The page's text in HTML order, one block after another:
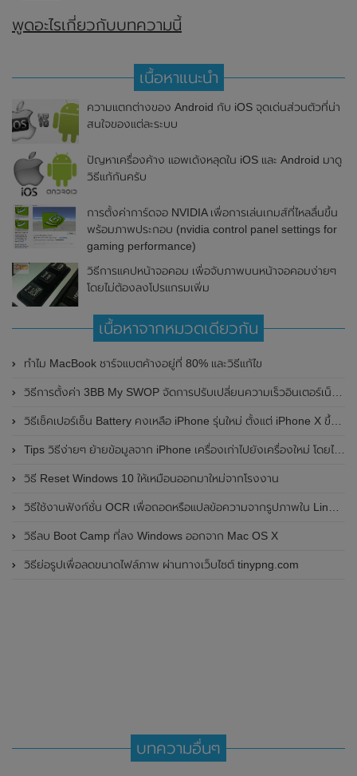
พูดอะไรเกี่ยวกับบทความนี้
เนื้อหาแนะนำ
ความแตกต่างของ Android กับ iOS จุดเด่นส่วนตัวที่น่า
สนใจของแต่ละระบบ
ปัญหาเครื่องค้าง แอพเด้งหลุดใน iOS และ Android มาดู
วิธีแก้กันครับ
การตั้งค่าการ์ดจอ NVIDIA เพื่อการเล่นเกมส์ที่ไหลลื่นขึ้น
พร้อมภาพประกอบ (nvidia control panel settings for
gaming performance)
วิธีการแคปหน้าจอคอม เพื่อจับภาพบนหน้าจอคอมง่ายๆ
โดยไม่ต้องลงโปรแกรมเพิ่ม
เนื้อหาจากหมวดเดียวกัน
ทำไม MacBook ชาร์จแบตค้างอยู่ที่ 80% และวิธีแก้ไข
วิธีการตั้งค่า 3BB My SWOP จัดการปรับเปลี่ยนความเร็วอินเตอร์เน็ต 3BB Fiber ด้วยตัวเอง
วิธีเช็คเปอร์เซ็น Battery คงเหลือ iPhone รุ่นใหม่ ตั้งแต่ iPhone X ขึ้นไป
Tips วิธีง่ายๆ ย้ายข้อมูลจาก iPhone เครื่องเก่าไปยังเครื่องใหม่ โดยไม่ผ่านคอมพิวเตอร์
วิธี Reset Windows 10 ให้เหมือนออกมาใหม่จากโรงงาน
วิธีใช้งานฟังก์ชั่น OCR เพื่อถอดหรือแปลข้อความจากรูปภาพใน Line PC
วิธีลบ Boot Camp ที่ลง Windows ออกจาก Mac OS X
วิธีย่อรูปเพื่อลดขนาดไฟล์ภาพ ผ่านทางเว็บไซต์ tinypng.com
บทความอื่นๆ